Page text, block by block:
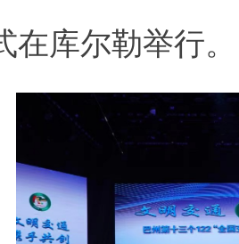
在库尔勒举行。